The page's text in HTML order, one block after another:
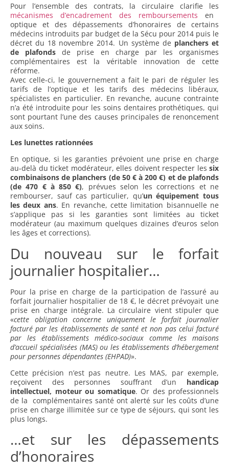
Pour l’ensemble des contrats, la circulaire clarifie les
mécanismes d’encadrement des remboursements en
optique et des dépassements d’honoraires de certains
médecins introduits par budget de la Sécu pour 2014 puis le
décret du 18 novembre 2014. Un système de planchers et
de plafonds de prise en charge par les organismes
complémentaires est la véritable innovation de cette
réforme.
Avec celle-ci, le gouvernement a fait le pari de réguler les
tarifs de l’optique et les tarifs des médecins libéraux,
spécialistes en particulier. En revanche, aucune contrainte
n’a été introduite pour les soins dentaires prothétiques, qui
sont pourtant l’une des causes principales de renoncement
aux soins.
Les lunettes rationnées
En optique, si les garanties prévoient une prise en charge
au-delà du ticket modérateur, elles doivent respecter les six
combinaisons de planchers (de 50 € à 200 €) et de plafonds
(de 470 € à 850 €), prévues selon les corrections et ne
rembourser, sauf cas particulier, qu’un équipement tous
les deux ans. En revanche, cette limitation bisannuelle ne
s’applique pas si les garanties sont limitées au ticket
modérateur (au maximum quelques dizaines d’euros selon
les âges et corrections).
Du nouveau sur le forfait
journalier hospitalier…
Pour la prise en charge de la participation de l’assuré au
forfait journalier hospitalier de 18 €, le décret prévoyait une
prise en charge intégrale. La circulaire vient stipuler que
«cette obligation concerne uniquement le forfait journalier
facturé par les établissements de santé et non pas celui facturé
par les établissements médico-sociaux comme les maisons
d’accueil spécialisées (MAS) ou les établissements d’hébergement
pour personnes dépendantes (EHPAD)».
Cette précision n’est pas neutre. Les MAS, par exemple,
reçoivent des personnes souffrant d’un handicap
intellectuel, moteur ou somatique. Or des professionnels
de la complémentaires santé ont alerté sur les coûts d’une
prise en charge illimitée sur ce type de séjours, qui sont les
plus longs.
…et sur les dépassements
d’honoraires